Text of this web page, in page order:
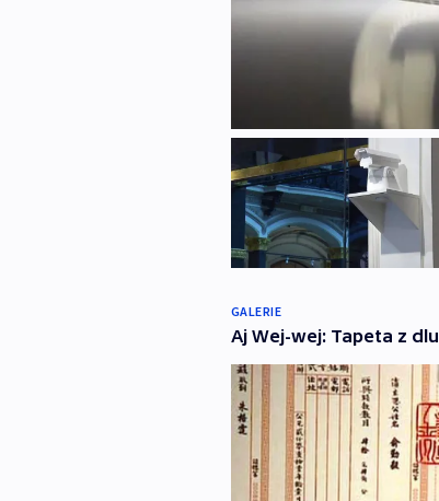
GALERIE
Aj Wej-wej: Tapeta z